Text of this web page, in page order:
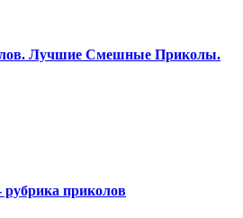
Лучшие Смешные Приколы.
приколов